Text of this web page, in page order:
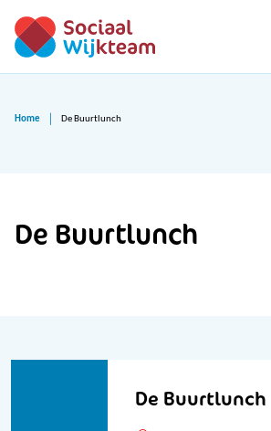
Home De Buurtlunch
De Buurtlunch
De Buurtlunch